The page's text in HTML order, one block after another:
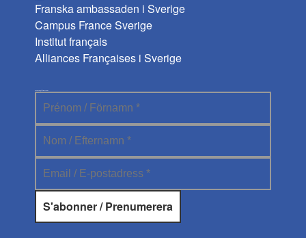
Franska ambassaden i Sverige
Campus France Sverige
Institut français
Alliances Françaises i Sverige